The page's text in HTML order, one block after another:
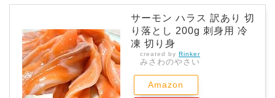
サーモン ハラス 訳あり 切
り落とし 200g 刺身用 冷
凍 切り身
created by Rinker
みさわのやさい
Amazon